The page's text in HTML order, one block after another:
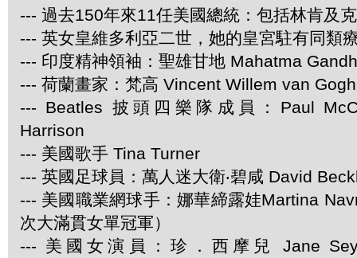
--- 過去150年來11任美國總統：包括林肯及
--- 英女皇維多利亞二世，她的皇宮駐有同類
--- 印度精神領袖：聖雄甘地 Mahatma
--- 荷蘭畫家：梵高 Vincent Willem van Gogh
--- Beatles 披頭四樂隊成員：Paul
Harrison
--- 美國歌手 Tina Turner
--- 英國足球員：萬人迷大衛‧碧咸 David
--- 美國職業網球手：娜華締露娃Martina
次大滿貫女單冠軍）
--- 美國女演員：珍．西摩兒 Jane